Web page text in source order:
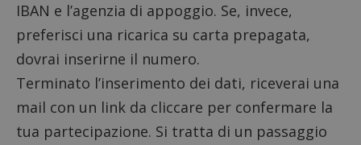
IBAN e l’agenzia di appoggio. Se, invece,
preferisci una ricarica su carta prepagata,
dovrai inserirne il numero.
Terminato l’inserimento dei dati, riceverai una
mail con un link da cliccare per confermare la
tua partecipazione. Si tratta di un passaggio